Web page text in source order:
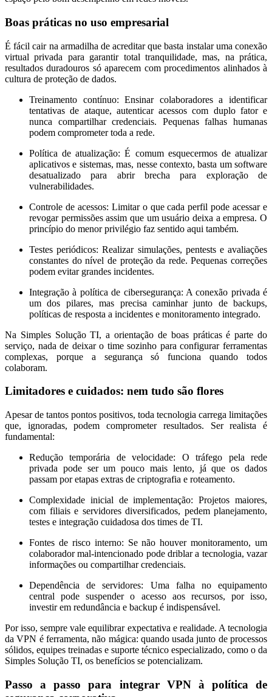
Boas práticas no uso empresarial
É fácil cair na armadilha de acreditar que basta instalar uma conexão
virtual privada para garantir total tranquilidade, mas, na prática,
resultados duradouros só aparecem com procedimentos alinhados à
cultura de proteção de dados.
Treinamento contínuo: Ensinar colaboradores a identificar
tentativas de ataque, autenticar acessos com duplo fator e
nunca compartilhar credenciais. Pequenas falhas humanas
podem comprometer toda a rede.
Política de atualização: É comum esquecermos de atualizar
aplicativos e sistemas, mas, nesse contexto, basta um software
desatualizado para abrir brecha para exploração de
vulnerabilidades.
Controle de acessos: Limitar o que cada perfil pode acessar e
revogar permissões assim que um usuário deixa a empresa. O
princípio do menor privilégio faz sentido aqui também.
Testes periódicos: Realizar simulações, pentests e avaliações
constantes do nível de proteção da rede. Pequenas correções
podem evitar grandes incidentes.
Integração à política de cibersegurança: A conexão privada é
um dos pilares, mas precisa caminhar junto de backups,
políticas de resposta a incidentes e monitoramento integrado.
Na Simples Solução TI, a orientação de boas práticas é parte do
serviço, nada de deixar o time sozinho para configurar ferramentas
complexas, porque a segurança só funciona quando todos
colaboram.
Limitadores e cuidados: nem tudo são flores
Apesar de tantos pontos positivos, toda tecnologia carrega limitações
que, ignoradas, podem comprometer resultados. Ser realista é
fundamental:
Redução temporária de velocidade: O tráfego pela rede
privada pode ser um pouco mais lento, já que os dados
passam por etapas extras de criptografia e roteamento.
Complexidade inicial de implementação: Projetos maiores,
com filiais e servidores diversificados, pedem planejamento,
testes e integração cuidadosa dos times de TI.
Fontes de risco interno: Se não houver monitoramento, um
colaborador mal-intencionado pode driblar a tecnologia, vazar
informações ou compartilhar credenciais.
Dependência de servidores: Uma falha no equipamento
central pode suspender o acesso aos recursos, por isso,
investir em redundância e backup é indispensável.
Por isso, sempre vale equilibrar expectativa e realidade. A tecnologia
da VPN é ferramenta, não mágica: quando usada junto de processos
sólidos, equipes treinadas e suporte técnico especializado, como o da
Simples Solução TI, os benefícios se potencializam.
Passo a passo para integrar VPN à política de